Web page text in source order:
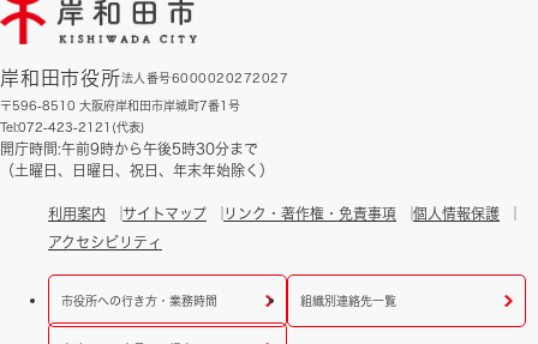
岸和田市役所法人番号6000020272027
〒596-8510 大阪府岸和田市岸城町7番1号
Tel:072-423-2121(代表)
開庁時間:午前9時から午後5時30分まで
（土曜日、日曜日、祝日、年末年始除く）
利用案内 サイトマップ リンク・著作権・免責事項
個人情報保護
アクセシビリティ
市役所への行き方・業務時間 組織別連絡先一覧